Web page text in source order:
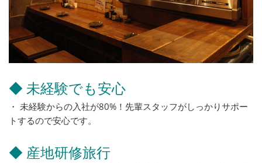
◆ 未経験でも安心
・ 未経験からの入社が80%！先輩スタッフがしっかりサポー
トするので安心です。
◆ 産地研修旅行